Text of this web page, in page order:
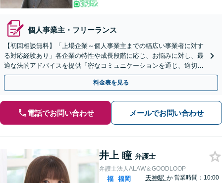
個人事業主・フリーランス
【初回相談無料】「上場企業～個人事業主までの幅広い事業者に対す
る対応経験あり」各企業の特性や成長段階に応じ、お悩みに対し、最
適な法的アドバイスを提供「密なコミュニケーションを通じ、適切な
解決策をご提案」【WEB面談対応】【休日・夜間相談可】
料金表を見る
電話でお問い合わせ メールでお問い合わせ
井上 瞳 弁護士
弁護士法人ALAW＆GOODLOOP
福
福岡
天神駅 か営業時間：10:00